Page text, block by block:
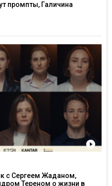
промпты, Галичина
с Сергеем Жаданом,
Тереном о жизни в